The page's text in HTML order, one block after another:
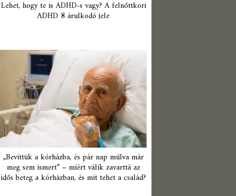
Lehet, hogy te is ADHD-s vagy? A felnőttkori
ADHD 8 árulkodó jele
„Bevittük a kórházba, és pár nap múlva már
meg sem ismert” – miért válik zavarttá az
idős beteg a kórházban, és mit tehet a család?